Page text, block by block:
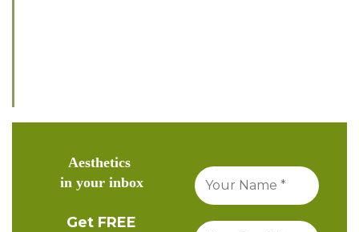
Aesthetics
in your inbox
Get FREE